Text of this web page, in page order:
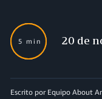
5 min 20 de
Escrito por Equipo About